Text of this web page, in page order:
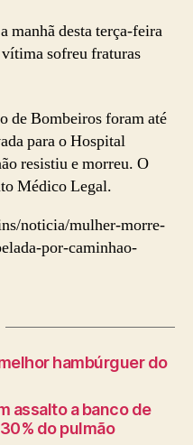
manhã desta terça-feira
sofreu fraturas
de Bombeiros foram até
para o Hospital
resistiu e morreu. O
Médico Legal.
noticia/mulher-morre-
por-caminhao-
hambúrguer do
assalto a banco de
do pulmão